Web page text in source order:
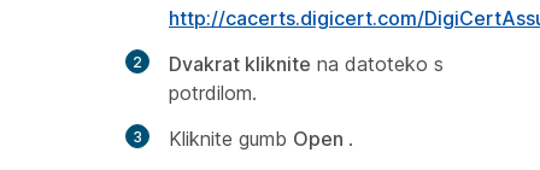
http://cacerts.digicert.com/
Dvakrat kliknite na datoteko s
potrdilom.
Kliknite gumb Open .